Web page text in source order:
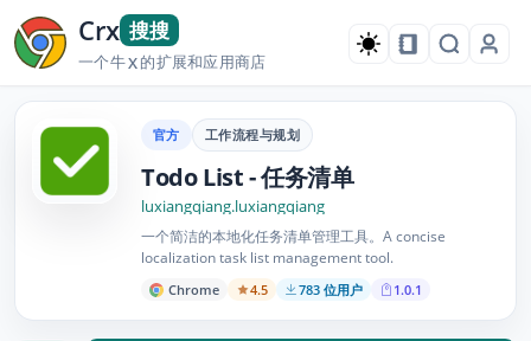
Crx 搜搜
一个牛X的扩展和应用商店
官方 工作流程与规划
Todo List - 任务清单
luxiangqiang.luxiangqiang
一个简洁的本地化任务清单管理工具。A concise
localization task list management tool.
Chrome 4.5 783 位用户 1.0.1